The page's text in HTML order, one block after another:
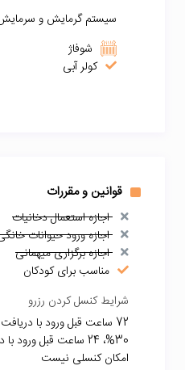
سیستم گرمایش و
شوفاژ
کولر آبی
قوانین و مقررات
اجازه استعمال دخانیات
اجازه ورود حیوانات
اجازه برگزاری میهمانی
مناسب برای کودکان
شرایط کنسل کردن رزرو
امکان کنسلی نیست